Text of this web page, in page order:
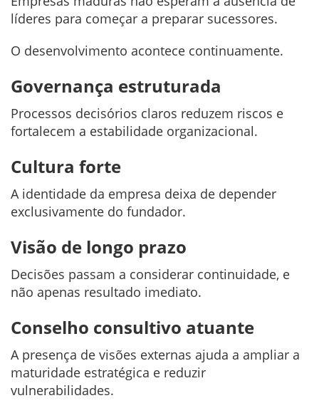
líderes para começar a preparar sucessores.
O desenvolvimento acontece continuamente.
Governança estruturada
Processos decisórios claros reduzem riscos e
fortalecem a estabilidade organizacional.
Cultura forte
A identidade da empresa deixa de depender
exclusivamente do fundador.
Visão de longo prazo
Decisões passam a considerar continuidade, e
não apenas resultado imediato.
Conselho consultivo atuante
A presença de visões externas ajuda a ampliar a
maturidade estratégica e reduzir
vulnerabilidades.